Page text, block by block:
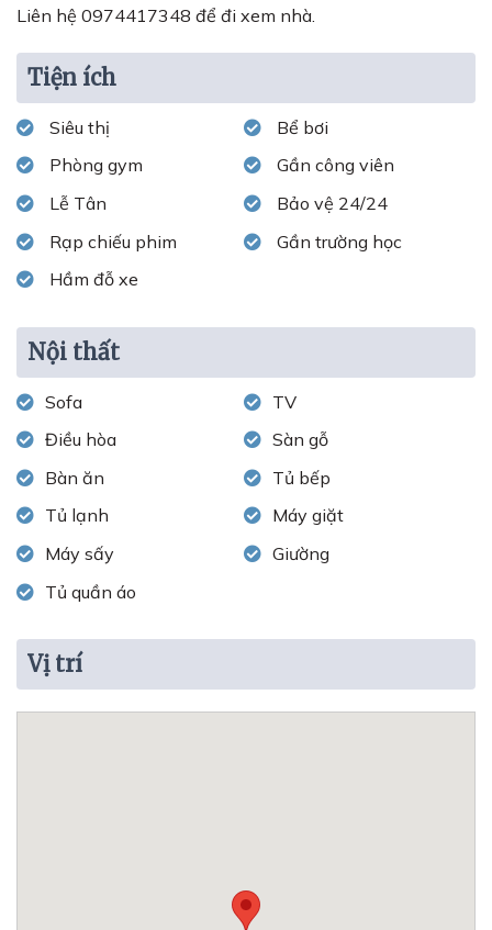
Liên hệ 0974417348 để đi xem nhà.
Tiện ích
Siêu thị
Bể bơi
Phòng gym
Gần công viên
Lễ Tân
Bảo vệ 24/24
Rạp chiếu phim
Gần trường học
Hầm đỗ xe
Nội thất
Sofa
TV
Điều hòa
Sàn gỗ
Bàn ăn
Tủ bếp
Tủ lạnh
Máy giặt
Máy sấy
Giường
Tủ quần áo
Vị trí